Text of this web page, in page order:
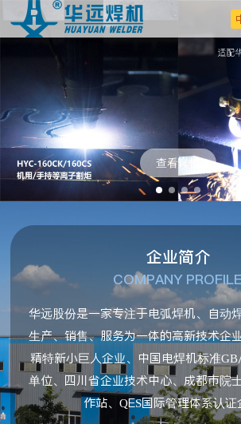
查看详情
企业简介
COMPANY PROFILE
华远股份是一家专注于电弧焊机、自动
生产、销售、服务为一体的高新技术企
精特新小巨人企业、中国电焊机标准
单位、四川省企业技术中心、成都市院
作站、QES国际管理体系认